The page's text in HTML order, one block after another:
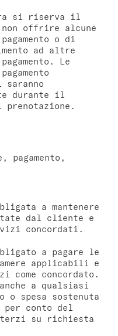
si riserva il
offrire alcune
o di
ad altre
Le
durante il
prenotazione.
a mantenere
dal cliente e
concordati.
a pagare le
applicabili e
concordato.
a qualsiasi
spesa sostenuta
conto del
su richiesta